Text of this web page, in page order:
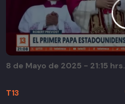
T13
8 de Mayo de 2025 - 21:15 hrs.